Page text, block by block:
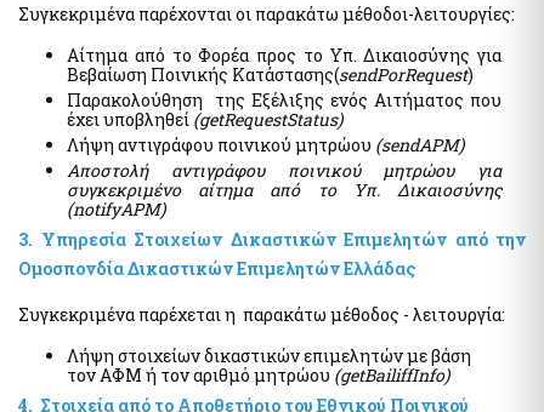
e-Έντυπα
Λοιπές Υπηρεσίες Δ.Δ.
Εθνικό Μητρώο Επικοινωνίας (Ε.Μ.Επ) Κέντρο Ειδοποιήσεων
Κράτος φιλικό προς τον πολίτη (ΔΔ)
Υπηρεσία Εξουσιοδότησης Χρηστών Οριζόντιων
Πληροφοριακών Συστημάτων Δημόσιας Διοίκησης
Υπηρεσία Εξουσιοδότησης Χρηστών Ιδιωτικού Τομέα για
πρόσβαση σε εξειδικευμένα πληροφοριακά συστήματα του
δημοσίου
Μητρώο Ανθρώπινου Δυναμικού Ελληνικού Δημοσίου
Κωδικοί Δημόσιας Διοίκησης
Μητρώο Πιστοποιημένων Εκτιμητών Δημοσίου
Προστασία επιχειρήσεων πληγέντων Κορωνοϊού Αίτηση
υπαγωγής στη διαδικασία συνεισφοράς Δημοσίου στην
αποπληρωμή επιχειρηματικών δανείων
Know Your Business – (eGov-KYB)
Σύστημα Ιχνηλασιμότητας Καπνικών Προϊόντων (ID Issuer)
Aκίνητα
Ηλεκτρονική Πλατφόρμα Προστασίας Κύριας Κατοικίας
Φύλλα Υπολογισμού ΑΠΑΑ
Μητρώο Αξιών Μεταβιβάσεων Ακινήτων
Πλατφόρμα δήλωσης διόρθωσης τ.μ. ακινήτων προς τους ΟΤΑ
Προστασία Κύριας Κατοικίας πληγέντων Κορωνοιού
Συγκεκριμένα παρέχονται οι παρακάτω μέθοδοι-λειτουργίες:
Αίτημα από το Φορέα προς το Υπ. Δικαιοσύνης για
Βεβαίωση Ποινικής Κατάστασης(sendPorRequest)
Παρακολούθηση της Εξέλιξης ενός Αιτήματος που
έχει υποβληθεί (getRequestStatus)
Λήψη αντιγράφου ποινικού μητρώου (sendAPM)
Αποστολή αντιγράφου ποινικού μητρώου για
συγκεκριμένο αίτημα από το Υπ. Δικαιοσύνης
(notifyAPM)
3. Υπηρεσία Στοιχείων Δικαστικών Επιμελητών από την
Ομοσπονδία Δικαστικών Επιμελητών Ελλάδας
Συγκεκριμένα παρέχεται η παρακάτω μέθοδος - λειτουργία:
Λήψη στοιχείων δικαστικών επιμελητών με βάση
τον ΑΦΜ ή τον αριθμό μητρώου (getBailiffInfo)
4. Στοιχεία από το Αποθετήριο του Εθνικού Ποινικού